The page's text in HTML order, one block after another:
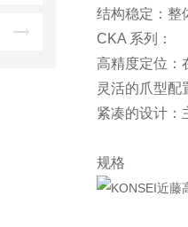
结构稳定：整
CKA 系列：
高精度定位：
灵活的爪型配
紧凑的设计：
规格